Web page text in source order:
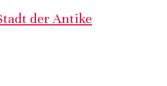
der Antike